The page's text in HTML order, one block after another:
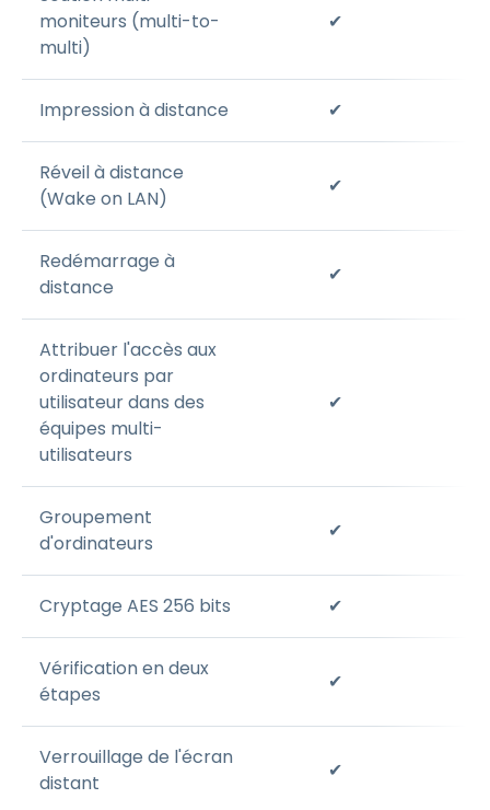
moniteurs (multi-to-
multi)
✔
Impression à distance ✔
Réveil à distance
(Wake on LAN)
✔
Redémarrage à
distance
✔
Attribuer l'accès aux
ordinateurs par
utilisateur dans des
équipes multi-
utilisateurs
✔
Groupement
d'ordinateurs
✔
Cryptage AES 256 bits ✔
Vérification en deux
étapes
✔
Verrouillage de l'écran
distant
✔